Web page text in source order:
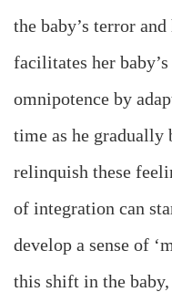
the baby’s terror
facilitates her
omnipotence by
time as he gradually
relinquish these
of integration can
develop a sense of
this shift in the